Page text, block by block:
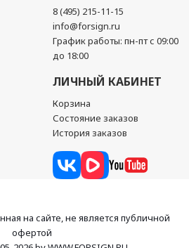
8 (495) 215-11-15
info@forsign.ru
График работы: пн-пт с 09:00
до 18:00
ЛИЧНЫЙ КАБИНЕТ
Корзина
Состояние заказов
История заказов
на сайте, не является публичной
офертой